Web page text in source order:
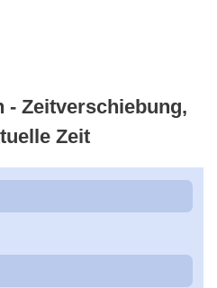
- Zeitverschiebung,
Zeit